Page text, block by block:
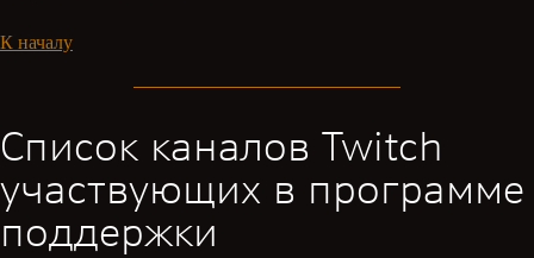
К началу
Список каналов Twitch
участвующих в программе
поддержки